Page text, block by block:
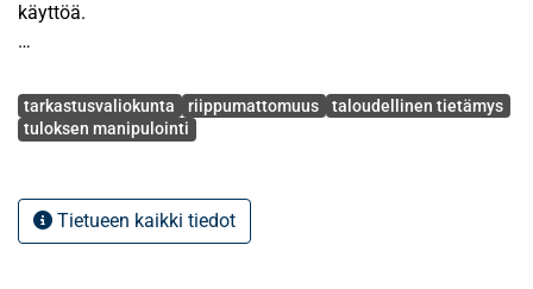
käyttöä.
tilinpäätöksistä vuosil-ta 2005-2006. Aineisto tutkielmaan
hankittiin yritysten kotisivuilta löytyvistä
tutkimusaineistoksi saatiin yhteensä 84 tilinpäätöstä.
Tutkimusmenetelminä käytettiin Mann-Whitney U-testiä
Avainsanat
tarkastusvaliokunta riippumattomuus
taloudellinen tietämys
tuloksen manipulointi
Tietueen kaikki tiedot